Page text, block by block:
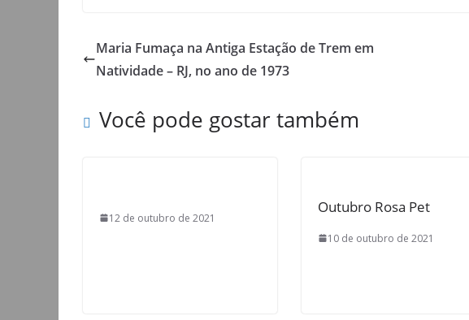
Maria Fumaça na Antiga Estação de Trem em
Natividade – RJ, no ano de 1973
Você pode gostar também
12 de outubro de 2021
Outubro Rosa Pet
10 de outubro de 2021